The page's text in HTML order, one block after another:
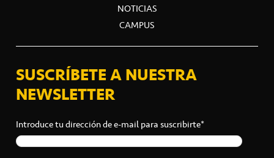
NOTICIAS
CAMPUS
SUSCRÍBETE A NUESTRA
NEWSLETTER
Introduce tu dirección de e-mail para suscribirte*